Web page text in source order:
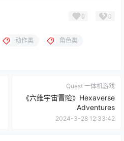
0 0
动作类 角色类
Quest 一体机游戏
《六维宇宙冒险》Hexaverse
Adventures
2024-3-28 12:33:42